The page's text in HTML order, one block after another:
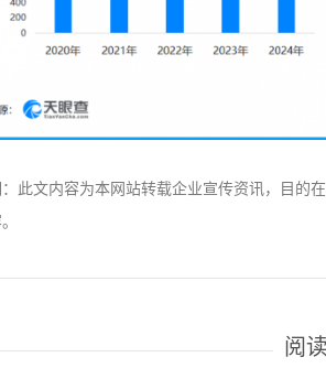
此文内容为本网站转载企业宣传资讯，目的
阅